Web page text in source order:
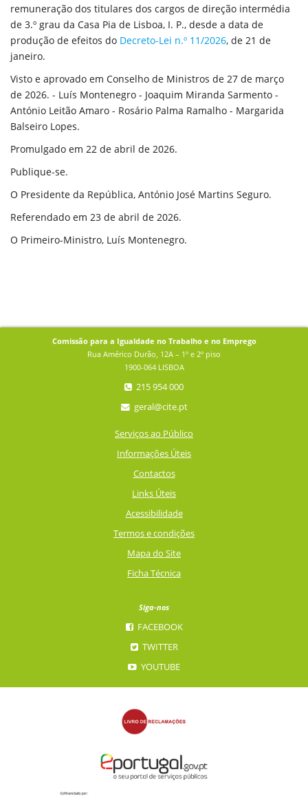
remuneração dos titulares dos cargos de direção intermédia
de 3.º grau da Casa Pia de Lisboa, I. P., desde a data de
produção de efeitos do Decreto-Lei n.º 11/2026, de 21 de
janeiro.
Visto e aprovado em Conselho de Ministros de 27 de março
de 2026. - Luís Montenegro - Joaquim Miranda Sarmento -
António Leitão Amaro - Rosário Palma Ramalho - Margarida
Balseiro Lopes.
Promulgado em 22 de abril de 2026.
Publique-se.
O Presidente da República, António José Martins Seguro.
Referendado em 23 de abril de 2026.
O Primeiro-Ministro, Luís Montenegro.
Comissão para a Igualdade no Trabalho e no Emprego
Rua Américo Durão, 12A – 1º e 2º piso
1900-064 LISBOA
215 954 000
geral@cite.pt
Serviços ao Público
Informações Úteis
Contactos
Links Úteis
Acessibilidade
Termos e condições
Mapa do Site
Ficha Técnica
Siga-nos
FACEBOOK
TWITTER
YOUTUBE